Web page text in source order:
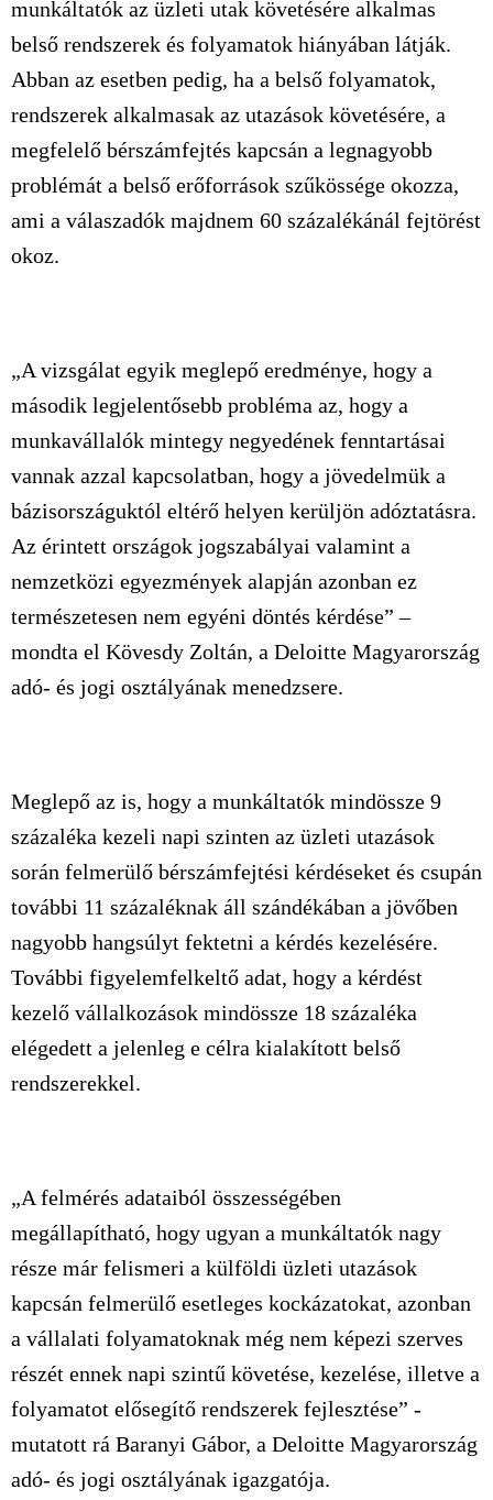
munkáltatók az üzleti utak követésére alkalmas
belső rendszerek és folyamatok hiányában látják.
Abban az esetben pedig, ha a belső folyamatok,
rendszerek alkalmasak az utazások követésére, a
megfelelő bérszámfejtés kapcsán a legnagyobb
problémát a belső erőforrások szűkössége okozza,
ami a válaszadók majdnem 60 százalékánál fejtörést
okoz.
„A vizsgálat egyik meglepő eredménye, hogy a
második legjelentősebb probléma az, hogy a
munkavállalók mintegy negyedének fenntartásai
vannak azzal kapcsolatban, hogy a jövedelmük a
bázisországuktól eltérő helyen kerüljön adóztatásra.
Az érintett országok jogszabályai valamint a
nemzetközi egyezmények alapján azonban ez
természetesen nem egyéni döntés kérdése” –
mondta el Kövesdy Zoltán, a Deloitte Magyarország
adó- és jogi osztályának menedzsere.
Meglepő az is, hogy a munkáltatók mindössze 9
százaléka kezeli napi szinten az üzleti utazások
során felmerülő bérszámfejtési kérdéseket és csupán
további 11 százaléknak áll szándékában a jövőben
nagyobb hangsúlyt fektetni a kérdés kezelésére.
További figyelemfelkeltő adat, hogy a kérdést
kezelő vállalkozások mindössze 18 százaléka
elégedett a jelenleg e célra kialakított belső
rendszerekkel.
„A felmérés adataiból összességében
megállapítható, hogy ugyan a munkáltatók nagy
része már felismeri a külföldi üzleti utazások
kapcsán felmerülő esetleges kockázatokat, azonban
a vállalati folyamatoknak még nem képezi szerves
részét ennek napi szintű követése, kezelése, illetve a
folyamatot elősegítő rendszerek fejlesztése” -
mutatott rá Baranyi Gábor, a Deloitte Magyarország
adó- és jogi osztályának igazgatója.